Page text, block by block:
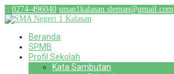
:: 0274-496040 sman1kalasan.sleman@gmail.com
Beranda
SPMB
Profil Sekolah
Kata Sambutan